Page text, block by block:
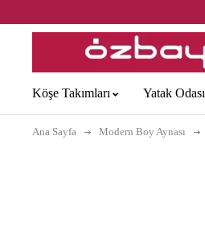
Köşe Takımları Yatak Odası
Ana Sayfa Modern Boy Aynası